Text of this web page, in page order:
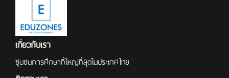
เกี่ยวกับเรา
ชุมชนการศึกษาที่ใหญ่ที่สุดในประเทศไทย